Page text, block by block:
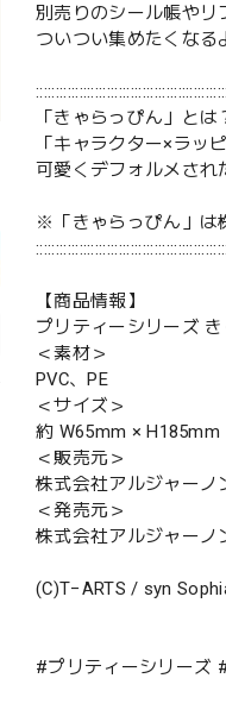
別売りのシール帳やリ
ついつい集めたくなる
「きゃらっぴん」とは
「キャラクター×ラッ
可愛くデフォルメされ
※「きゃらっぴん」は
【商品情報】
プリティーシリーズ
＜素材＞
PVC、PE
＜サイズ＞
約 W65mm × H185mm
＜販売元＞
株式会社アルジャーノ
＜発売元＞
株式会社アルジャーノ
(C)T−ARTS / syn
#プリティーシリーズ